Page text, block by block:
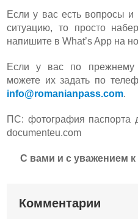
Если у вас есть вопросы
ситуацию, то просто
напишите в What’s App на
Если у вас по прежнему
можете их задать по
info@romanianpass.com.
ПС: фотография паспорта
documenteu.com
С вами и с уважением
Комментарии